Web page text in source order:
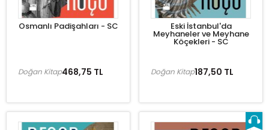
Osmanlı Padişahları - SC
468,75 TL
Doğan Kitap
Eski İstanbul'da
Meyhaneler ve Meyhane
Köçekleri - SC
187,50 TL
Doğan Kitap